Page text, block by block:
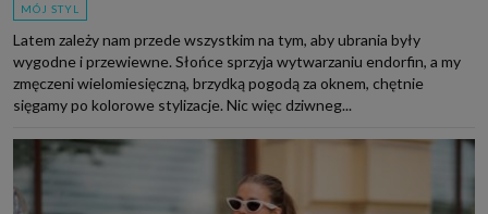
MÓJ STYL
Latem zależy nam przede wszystkim na tym, aby ubrania były
wygodne i przewiewne. Słońce sprzyja wytwarzaniu endorfin, a my
zmęczeni wielomiesięczną, brzydką pogodą za oknem, chętnie
sięgamy po kolorowe stylizacje. Nic więc dziwneg...